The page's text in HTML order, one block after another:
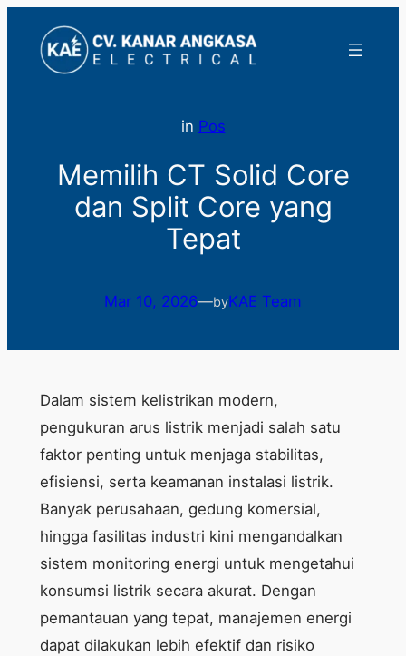
konten
in Pos
Memilih CT Solid Core
dan Split Core yang
Tepat
Mar 10, 2026—byKAE Team
Dalam sistem kelistrikan modern,
pengukuran arus listrik menjadi salah satu
faktor penting untuk menjaga stabilitas,
efisiensi, serta keamanan instalasi listrik.
Banyak perusahaan, gedung komersial,
hingga fasilitas industri kini mengandalkan
sistem monitoring energi untuk mengetahui
konsumsi listrik secara akurat. Dengan
pemantauan yang tepat, manajemen energi
dapat dilakukan lebih efektif dan risiko